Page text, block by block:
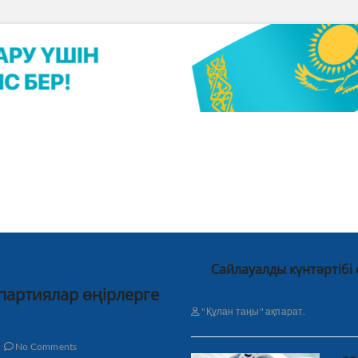
өңірлерге
No Comments
Сайлауалды
"Құлан таңы" ақпарат.